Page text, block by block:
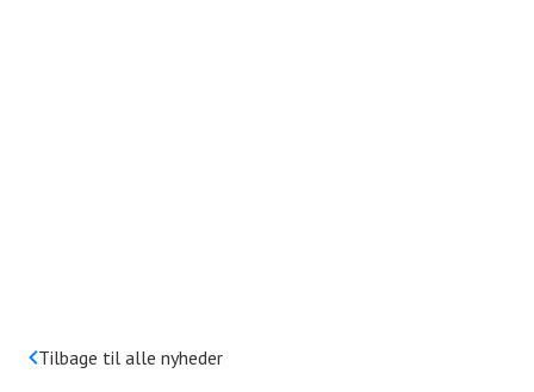
Tilbage til alle nyheder